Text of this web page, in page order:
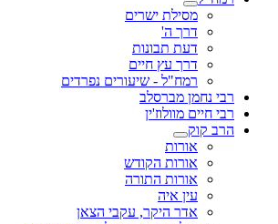
מסילת ישרים
דרך ה'
דעת תבונות
דרך עץ חיים
רמח"ל - שיעורים נפרדים
רבי נחמן מברסלב
רבי חיים מוולוז'ין
הרב קוק
אורות
אורות הקודש
אורות התורה
עין איה
אדר היקר, עקבי הצאן